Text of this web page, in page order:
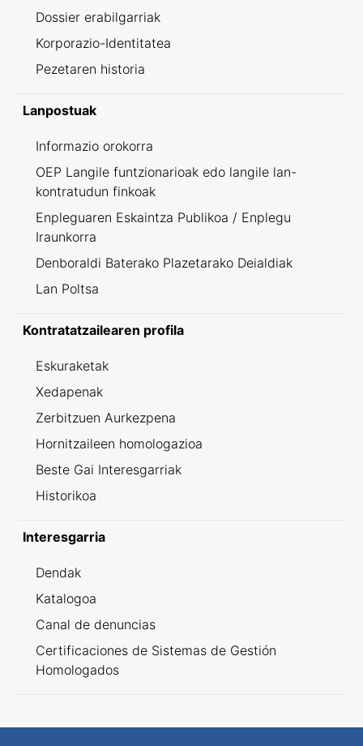
Dossier erabilgarriak
Korporazio-Identitatea
Pezetaren historia
Lanpostuak
Informazio orokorra
OEP Langile funtzionarioak edo langile lan-
kontratudun finkoak
Enpleguaren Eskaintza Publikoa / Enplegu
Iraunkorra
Denboraldi Baterako Plazetarako Deialdiak
Lan Poltsa
Kontratatzailearen profila
Eskuraketak
Xedapenak
Zerbitzuen Aurkezpena
Hornitzaileen homologazioa
Beste Gai Interesgarriak
Historikoa
Interesgarria
Dendak
Katalogoa
Canal de denuncias
Certificaciones de Sistemas de Gestión
Homologados